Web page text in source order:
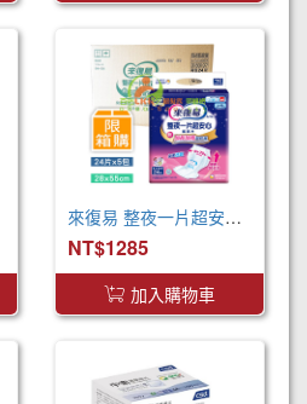
來復易 整夜一片超安心尿片55cm(24片*5包/箱) 取代原先臀部加寬尿片
NT$1285
加入購物車